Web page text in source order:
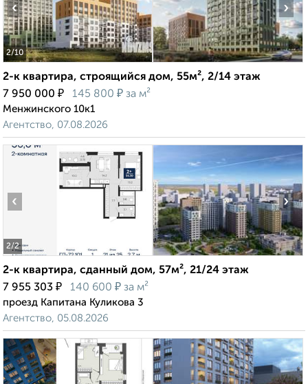
2/10
‹ ›
2-к квартира, строящийся дом, 55м², 2/14 этаж
7 950 000 ₽ 145 800 ₽ за м²
Менжинского 10к1
Агентство, 07.08.2026
2/2
‹ ›
2-к квартира, сданный дом, 57м², 21/24 этаж
7 955 303 ₽ 140 600 ₽ за м²
проезд Капитана Куликова 3
Агентство, 05.08.2026